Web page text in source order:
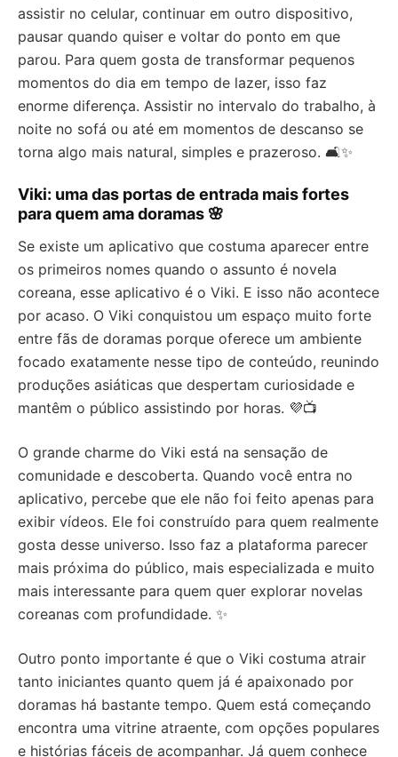
assistir no celular, continuar em outro dispositivo,
pausar quando quiser e voltar do ponto em que
parou. Para quem gosta de transformar pequenos
momentos do dia em tempo de lazer, isso faz
enorme diferença. Assistir no intervalo do trabalho, à
noite no sofá ou até em momentos de descanso se
torna algo mais natural, simples e prazeroso. 🛋️✨
Viki: uma das portas de entrada mais fortes
para quem ama doramas 🌸
Se existe um aplicativo que costuma aparecer entre
os primeiros nomes quando o assunto é novela
coreana, esse aplicativo é o Viki. E isso não acontece
por acaso. O Viki conquistou um espaço muito forte
entre fãs de doramas porque oferece um ambiente
focado exatamente nesse tipo de conteúdo, reunindo
produções asiáticas que despertam curiosidade e
mantêm o público assistindo por horas. 💜📺
O grande charme do Viki está na sensação de
comunidade e descoberta. Quando você entra no
aplicativo, percebe que ele não foi feito apenas para
exibir vídeos. Ele foi construído para quem realmente
gosta desse universo. Isso faz a plataforma parecer
mais próxima do público, mais especializada e muito
mais interessante para quem quer explorar novelas
coreanas com profundidade. ✨
Outro ponto importante é que o Viki costuma atrair
tanto iniciantes quanto quem já é apaixonado por
doramas há bastante tempo. Quem está começando
encontra uma vitrine atraente, com opções populares
e histórias fáceis de acompanhar. Já quem conhece